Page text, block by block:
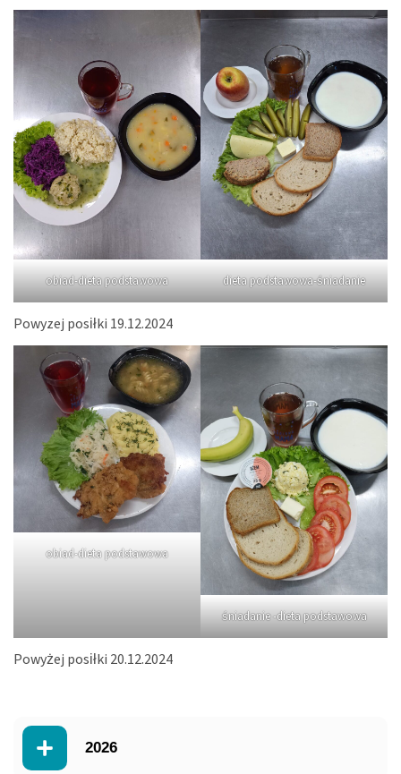
obiad-dieta podstawowa dieta podstawowa-śniadanie
Powyzej posiłki 19.12.2024
obiad-dieta podstawowa
śniadanie -dieta podstawowa
Powyżej posiłki 20.12.2024
2026